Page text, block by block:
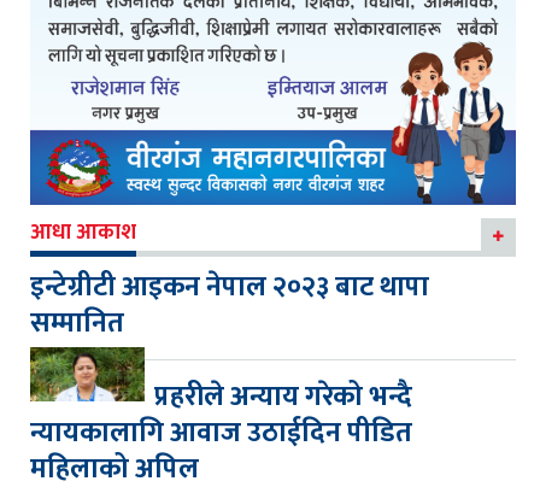
आधा आकाश
इन्टेग्रीटी आइकन नेपाल २०२३ बाट थापा
सम्मानित
प्रहरीले अन्याय गरेको भन्दै
न्यायकालागि आवाज उठाईदिन पीडित
महिलाको अपिल